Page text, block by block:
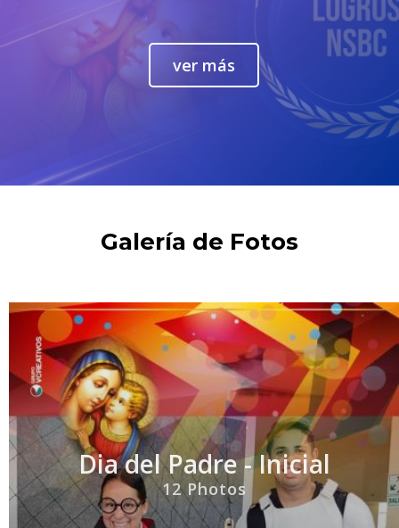
ver más
Galería de Fotos
Dia del Padre - Inicial
12 Photos